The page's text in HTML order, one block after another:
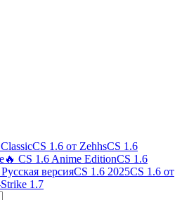
CS 1.6 от ZehhsCS 1.6
🔥 CS 1.6 Anime EditionCS 1.6
версияCS 1.6 2025CS 1.6 от
1.7